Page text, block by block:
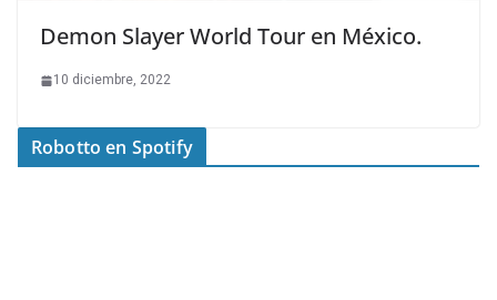
Demon Slayer World Tour en México.
10 diciembre, 2022
Robotto en Spotify